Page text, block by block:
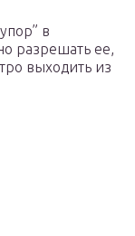
в
разрешать ее,
выходить из